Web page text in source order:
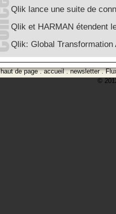
Qlik lance une suite de
Qlik et HARMAN étendent
Qlik: Global Transformation
haut de page.accueil.newsletter.
©